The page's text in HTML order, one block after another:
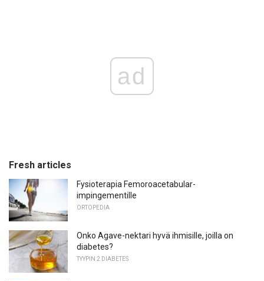
ad
Fresh articles
Fysioterapia Femoroacetabular-
impingementille
ORTOPEDIA
Onko Agave-nektari hyvä ihmisille, joilla on
diabetes?
TYYPIN 2 DIABETES